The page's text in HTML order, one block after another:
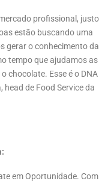
profissional, justo
estão buscando uma
gerar o conhecimento da
tempo que ajudamos as
chocolate. Esse é o DNA
de Food Service da
em Oportunidade. Com